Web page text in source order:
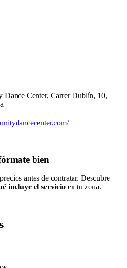
Dance Center, Carrer Dublín, 10,
bien
antes de contratar. Descubre
incluye el servicio en tu zona.